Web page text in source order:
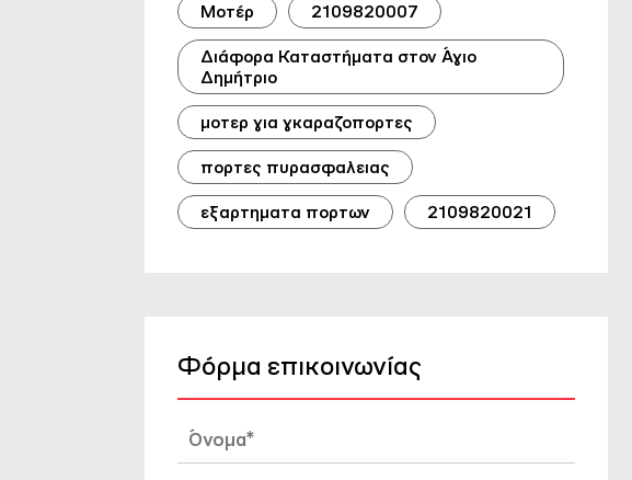
Μοτέρ 2109820007
Διάφορα Καταστήματα στον Άγιο
Δημήτριο
μοτερ για γκαραζοπορτες
πορτες πυρασφαλειας
εξαρτηματα πορτων 2109820021
Φόρμα επικοινωνίας